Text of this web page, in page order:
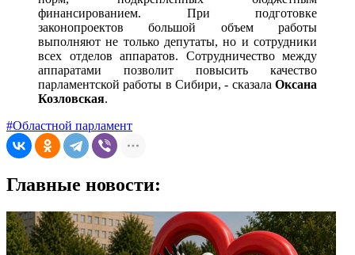
финансированием. При подготовке
законопроектов большой объем работы
выполняют не только депутаты, но и сотрудники
всех отделов аппаратов. Сотрудничество между
аппаратами позволит повысить качество
парламентской работы в Сибири, - сказала Оксана
Козловская.
#Областной парламент
Главные новости: